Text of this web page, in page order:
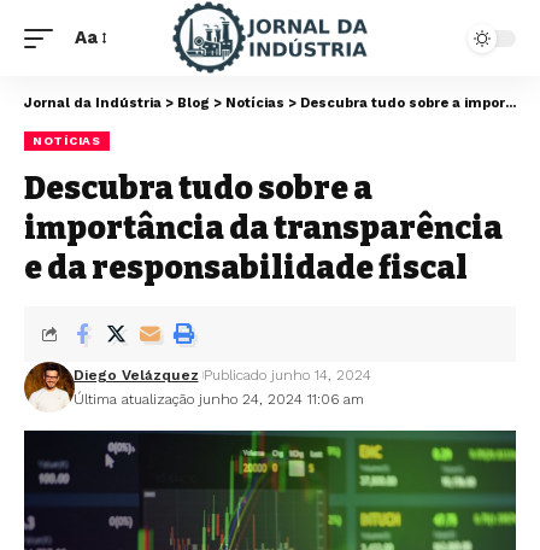
Aa
Jornal da Indústria > Blog > Notícias > Descubra tudo sobre a importância da transparência e da responsabilidade fiscal
NOTÍCIAS
Descubra tudo sobre a
importância da transparência
e da responsabilidade fiscal
Última atualização junho 24, 2024 11:06 am
Diego Velázquez Publicado junho 14, 2024